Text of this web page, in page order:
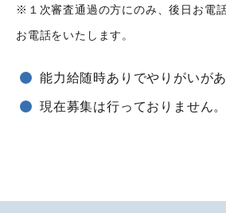
※１次審査通過の方にのみ、後日お電
お電話をいたします 。
能力給随時ありでやりがいがあ
現在募集は行っておりません。